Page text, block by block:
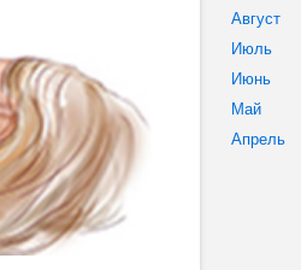
Август
Июль
Июнь
Май
Апрель